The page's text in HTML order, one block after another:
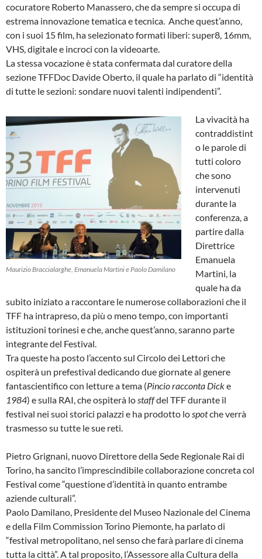
cocuratore Roberto Manassero, che da sempre si occupa di
estrema innovazione tematica e tecnica. Anche quest’anno,
con i suoi 15 film, ha selezionato formati liberi: super8, 16mm,
VHS, digitale e incroci con la videoarte.
La stessa vocazione è stata confermata dal curatore della
sezione TFFDoc Davide Oberto, il quale ha parlato di “identità
di tutte le sezioni: sondare nuovi talenti indipendenti”.
Maurizio Braccialarghe, Emanuela Martini e Paolo Damilano
La vivacità ha
contraddistint
o le parole di
tutti coloro
che sono
intervenuti
durante la
conferenza, a
partire dalla
Direttrice
Emanuela
Martini, la
quale ha da
subito iniziato a raccontare le numerose collaborazioni che il
TFF ha intrapreso, da più o meno tempo, con importanti
istituzioni torinesi e che, anche quest’anno, saranno parte
integrante del Festival.
Tra queste ha posto l’accento sul Circolo dei Lettori che
ospiterà un prefestival dedicando due giornate al genere
fantascientifico con letture a tema (Pincio racconta Dicke
1984) e sulla RAI, che ospiterà lo staffdel TFF durante il
festival nei suoi storici palazzi e ha prodotto lo spotche verrà
trasmesso su tutte le sue reti.
Pietro Grignani, nuovo Direttore della Sede Regionale Rai di
Torino, ha sancito l’imprescindibile collaborazione concreta col
Festival come “questione d’identità in quanto entrambe
aziende culturali”.
Paolo Damilano, Presidente del Museo Nazionale del Cinema
e della Film Commission Torino Piemonte, ha parlato di
“festival metropolitano, nel senso che farà parlare di cinema
tutta la città”. A tal proposito, l’Assessore alla Cultura della